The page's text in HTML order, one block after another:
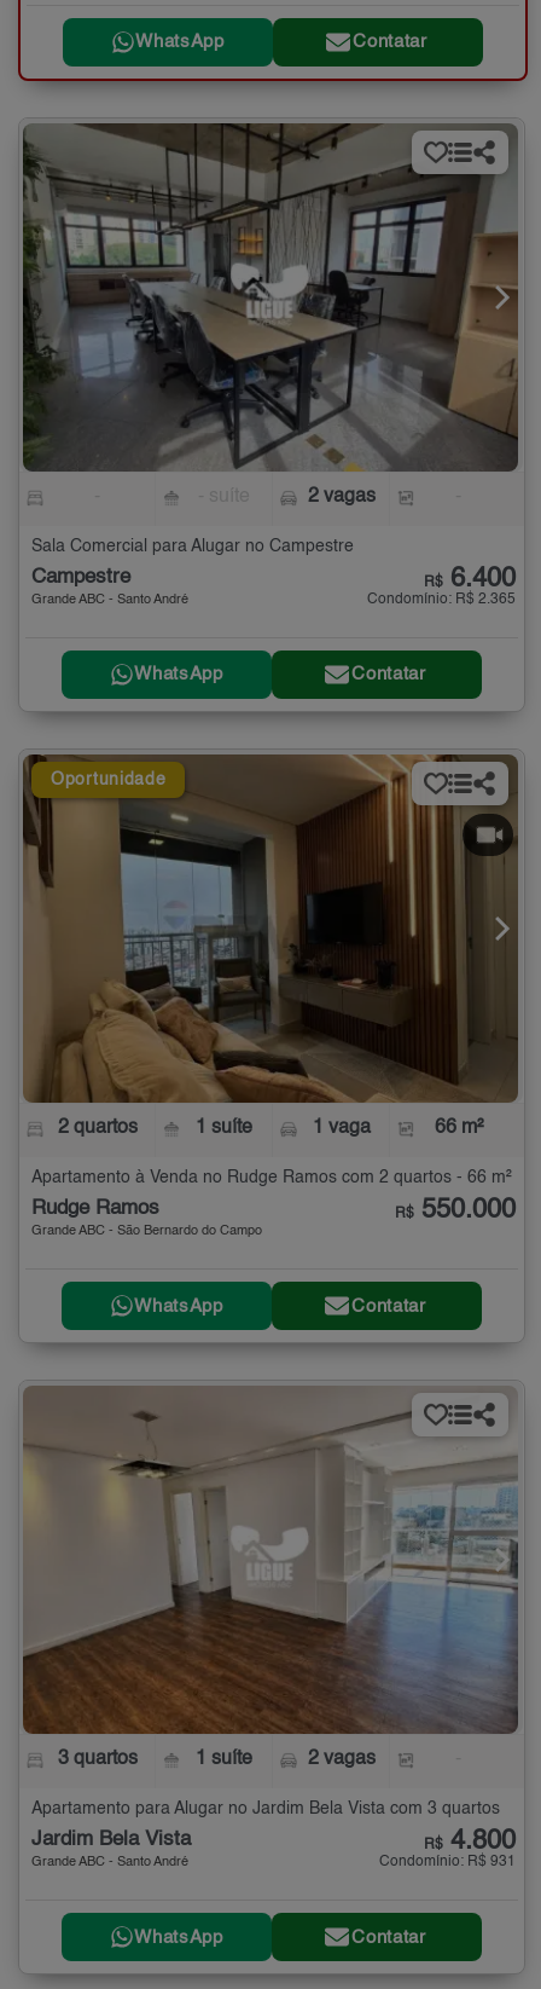
WhatsApp Contatar
2 vagas
Sala Comercial para Alugar no Campestre
Campestre
Grande ABC - Santo André
R$ 6.400
Condomínio: R$ 2.365
WhatsApp Contatar
Oportunidade
2 quartos 1 suíte 1 vaga 66 m²
Apartamento à Venda no Rudge Ramos com 2 quartos - 66 m²
Rudge Ramos
Grande ABC - São Bernardo do Campo
R$ 550.000
WhatsApp Contatar
3 quartos 1 suíte 2 vagas
Apartamento para Alugar no Jardim Bela Vista com 3 quartos
Jardim Bela Vista
Grande ABC - Santo André
R$ 4.800
Condomínio: R$ 931
WhatsApp Contatar